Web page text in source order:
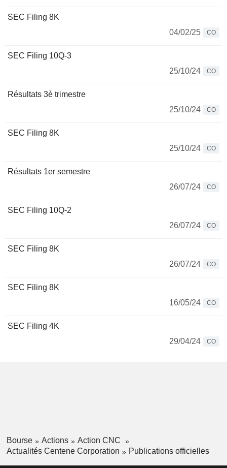
SEC Filing 8K
04/02/25
CO
SEC Filing 10Q-3
25/10/24
CO
Résultats 3è trimestre
25/10/24
CO
SEC Filing 8K
25/10/24
CO
Résultats 1er semestre
26/07/24
CO
SEC Filing 10Q-2
26/07/24
CO
SEC Filing 8K
26/07/24
CO
SEC Filing 8K
16/05/24
CO
SEC Filing 4K
29/04/24
CO
Bourse Actions
Action CNC
Actualités Centene Corporation
Publications officielles